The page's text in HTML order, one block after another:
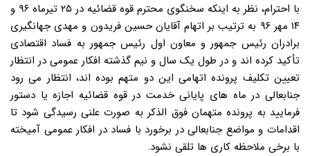
با احترام، نظر به اینکه سخنگوی محترم قوه قضائیه در ۲۵ تیرماه ۹۶ و
۱۴ مهر ۹۶ به ترتیب بر اتهام آقایان حسین فریدون و مهدی جهانگیری
برادران رئیس جمهور و معاون اول رئیس جمهور به فساد اقتصادی
تأکید کرده اند و در طول یک سال و نیم گذشته افکار عمومی در انتظار
تعیین تکلیف پرونده اتهامی این دو متهم بوده اند، انتظار می رود
جنابعالی در ماه های پایانی خدمت در قوه قضائیه اجازه یا دستور
فرمایید به پرونده متهمان فوق الذکر به صورت علنی رسیدگی شود تا
اقدامات و مواضع جنابعالی در برخورد با فساد در افکار عمومی آمیخته
با برخی ملاحظه کاری ها تلقی نشود.